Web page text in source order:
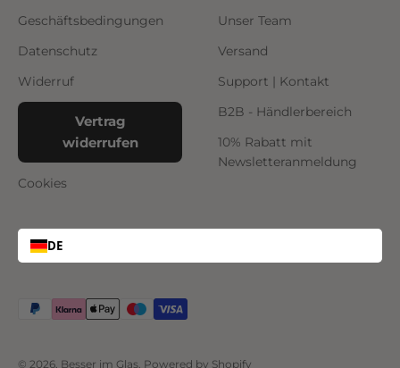
Geschäftsbedingungen
Datenschutz
Widerruf
Vertrag
widerrufen
Cookies
Unser Team
Versand
Support | Kontakt
B2B - Händlerbereich
10% Rabatt mit
Newsletteranmeldung
DE
© 2026, Besser im Glas. Powered by Shopify